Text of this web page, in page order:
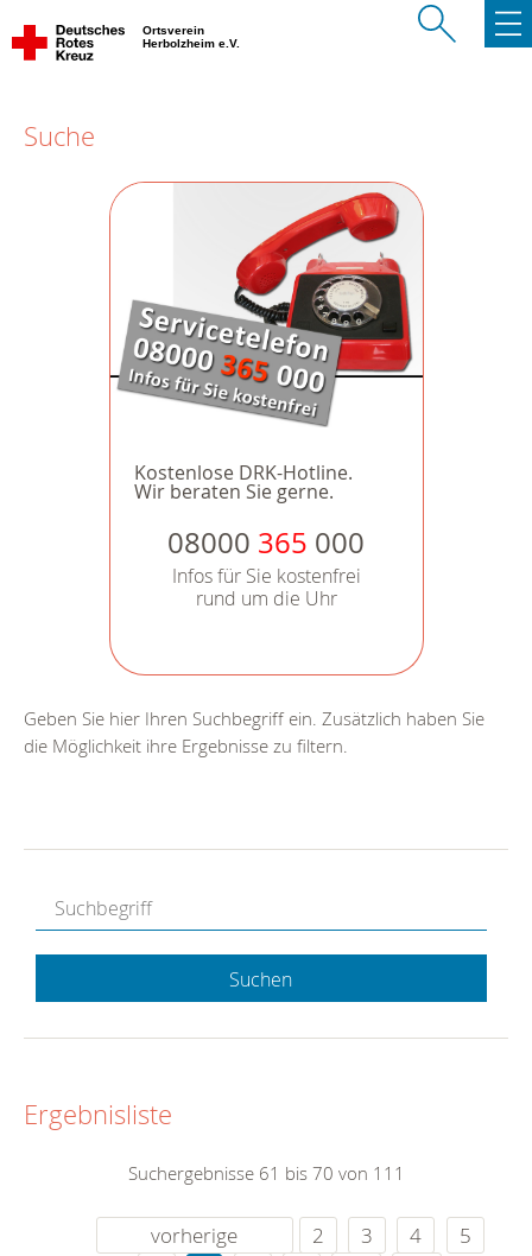
Ortsverein
Herbolzheim e.V.
Suche
Kostenlose DRK-Hotline.
Wir beraten Sie gerne.
08000 365 000
Infos für Sie kostenfrei
rund um die Uhr
Geben Sie hier Ihren Suchbegriff ein. Zusätzlich haben Sie
die Möglichkeit ihre Ergebnisse zu filtern.
Suchen
Ergebnisliste
Suchergebnisse 61 bis 70 von 111
vorherige 2 3 4
5